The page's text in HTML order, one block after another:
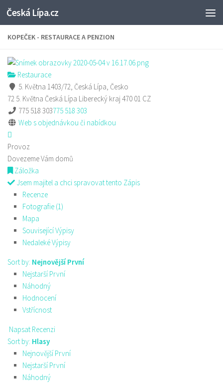
Skip to content
Česká Lípa.cz
KOPEČEK - RESTAURACE A PENZION
Restaurace
5. Května 1403/72, Česká Lípa, Česko
72 5. Května Česká Lípa Liberecký kraj470 01 CZ
775 518 303775 518 303
Web s objednávkou či nabídkou
Provoz
Dovezeme Vám domů
Záložka
Jsem majitel a chci spravovat tento Zápis
Recenze
Fotografie (1)
Mapa
Související Výpisy
Nedaleké Výpisy
Sort by: Nejnovější První
Nejstarší První
Náhodný
Hodnocení
Vstřícnost
Napsat Recenzi
Sort by: Hlasy
Nejnovější První
Nejstarší První
Náhodný